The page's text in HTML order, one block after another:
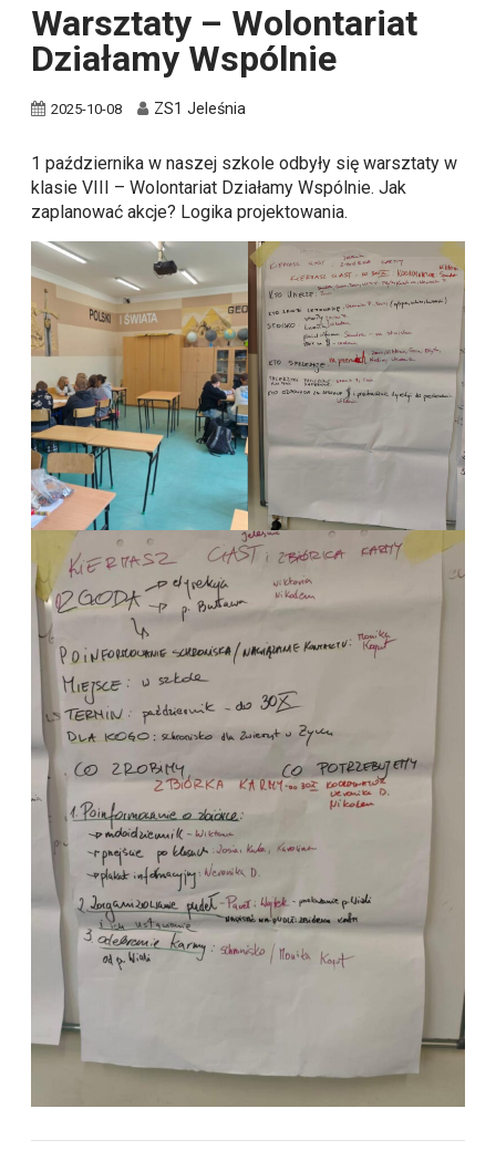
Warsztaty – Wolontariat
Działamy Wspólnie
2025-10-08 ZS1 Jeleśnia
1 października w naszej szkole odbyły się warsztaty w
klasie VIII – Wolontariat Działamy Wspólnie. Jak
zaplanować akcje? Logika projektowania.